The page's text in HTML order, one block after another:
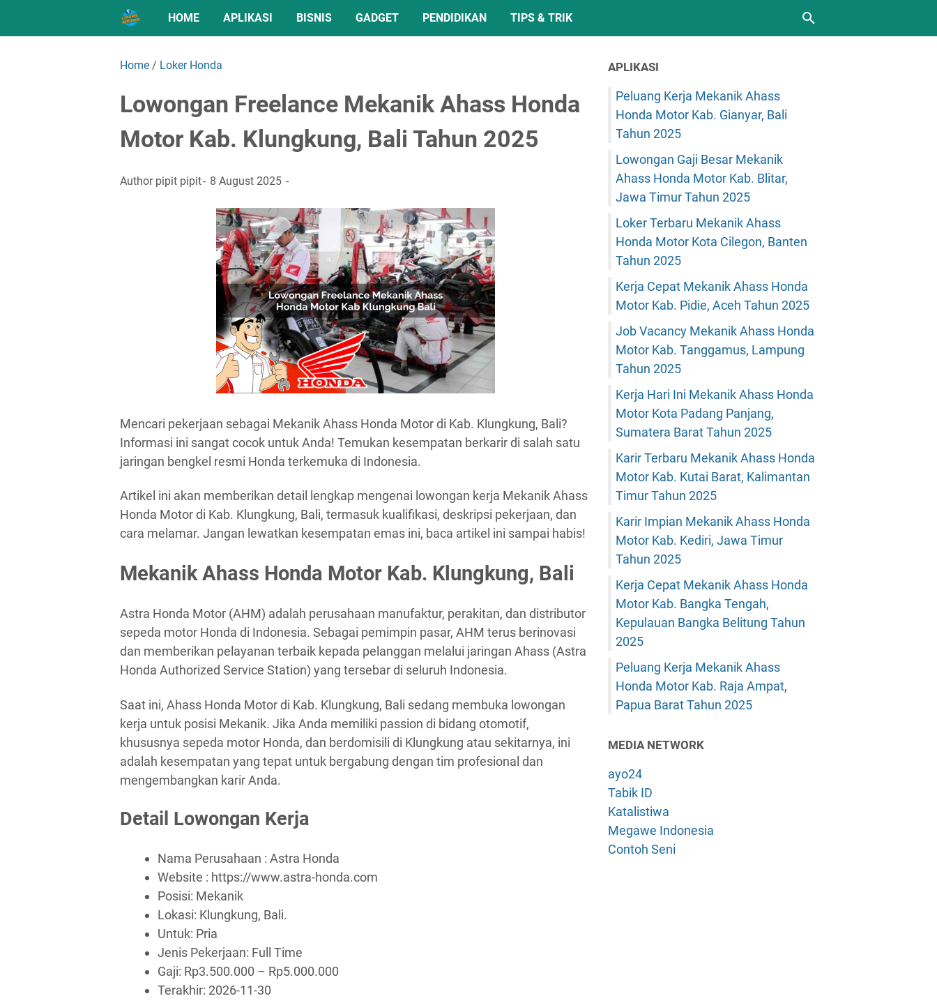
HOME APLIKASI BISNIS GADGET PENDIDIKAN TIPS & TRIK
Home / Loker Honda
Lowongan Freelance Mekanik Ahass Honda
Motor Kab. Klungkung, Bali Tahun 2025
Author pipit pipit 8 August 2025
Mencari pekerjaan sebagai Mekanik Ahass Honda Motor di Kab. Klungkung, Bali?
Informasi ini sangat cocok untuk Anda! Temukan kesempatan berkarir di salah satu
jaringan bengkel resmi Honda terkemuka di Indonesia.
Artikel ini akan memberikan detail lengkap mengenai lowongan kerja Mekanik Ahass
Honda Motor di Kab. Klungkung, Bali, termasuk kualifikasi, deskripsi pekerjaan, dan
cara melamar. Jangan lewatkan kesempatan emas ini, baca artikel ini sampai habis!
Mekanik Ahass Honda Motor Kab. Klungkung, Bali
Astra Honda Motor (AHM) adalah perusahaan manufaktur, perakitan, dan distributor
sepeda motor Honda di Indonesia. Sebagai pemimpin pasar, AHM terus berinovasi
dan memberikan pelayanan terbaik kepada pelanggan melalui jaringan Ahass (Astra
Honda Authorized Service Station) yang tersebar di seluruh Indonesia.
Saat ini, Ahass Honda Motor di Kab. Klungkung, Bali sedang membuka lowongan
kerja untuk posisi Mekanik. Jika Anda memiliki passion di bidang otomotif,
khususnya sepeda motor Honda, dan berdomisili di Klungkung atau sekitarnya, ini
adalah kesempatan yang tepat untuk bergabung dengan tim profesional dan
mengembangkan karir Anda.
Detail Lowongan Kerja
Nama Perusahaan : Astra Honda
Website : https://www.astra-honda.com
Posisi: Mekanik
Lokasi: Klungkung, Bali.
Untuk: Pria
Jenis Pekerjaan: Full Time
Gaji: Rp3.500.000 – Rp5.000.000
Terakhir: 2026-11-30
APLIKASI
Peluang Kerja Mekanik Ahass
Honda Motor Kab. Gianyar, Bali
Tahun 2025
Lowongan Gaji Besar Mekanik
Ahass Honda Motor Kab. Blitar,
Jawa Timur Tahun 2025
Loker Terbaru Mekanik Ahass
Honda Motor Kota Cilegon, Banten
Tahun 2025
Kerja Cepat Mekanik Ahass Honda
Motor Kab. Pidie, Aceh Tahun 2025
Job Vacancy Mekanik Ahass Honda
Motor Kab. Tanggamus, Lampung
Tahun 2025
Kerja Hari Ini Mekanik Ahass Honda
Motor Kota Padang Panjang,
Sumatera Barat Tahun 2025
Karir Terbaru Mekanik Ahass Honda
Motor Kab. Kutai Barat, Kalimantan
Timur Tahun 2025
Karir Impian Mekanik Ahass Honda
Motor Kab. Kediri, Jawa Timur
Tahun 2025
Kerja Cepat Mekanik Ahass Honda
Motor Kab. Bangka Tengah,
Kepulauan Bangka Belitung Tahun
2025
Peluang Kerja Mekanik Ahass
Honda Motor Kab. Raja Ampat,
Papua Barat Tahun 2025
MEDIA NETWORK
ayo24
Tabik ID
Katalistiwa
Megawe Indonesia
Contoh Seni